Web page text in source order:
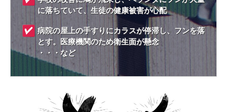
に落ちていて、生徒の健康被害が心配
病院の屋上の手すりにカラスが停滞し、フンを落
とす。医療機関のため衛生面が懸念
・・・など